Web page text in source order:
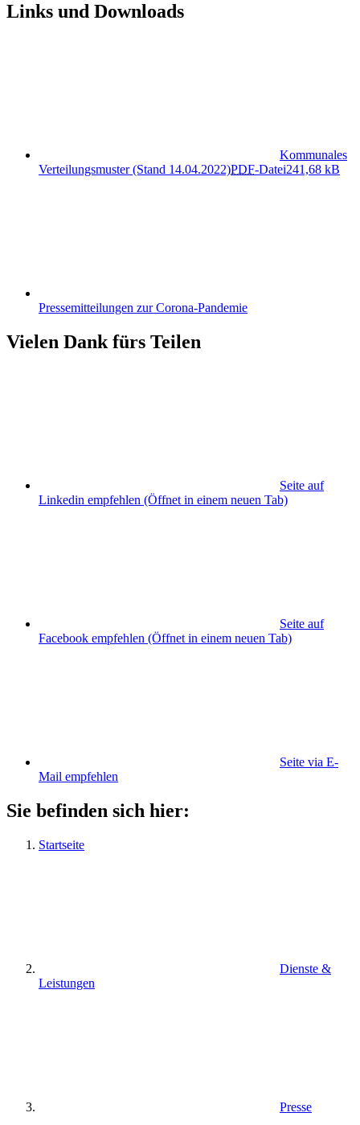
Links und Downloads
Kommunales
Verteilungsmuster (Stand 14.04.2022)PDF-Datei241,68 kB
Pressemitteilungen zur Corona-Pandemie
Vielen Dank fürs Teilen
Seite auf
Linkedin empfehlen (Öffnet in einem neuen Tab)
Seite auf
Facebook empfehlen (Öffnet in einem neuen Tab)
Seite via E-
Mail empfehlen
Sie befinden sich hier:
Startseite
Dienste &
Leistungen
Presse